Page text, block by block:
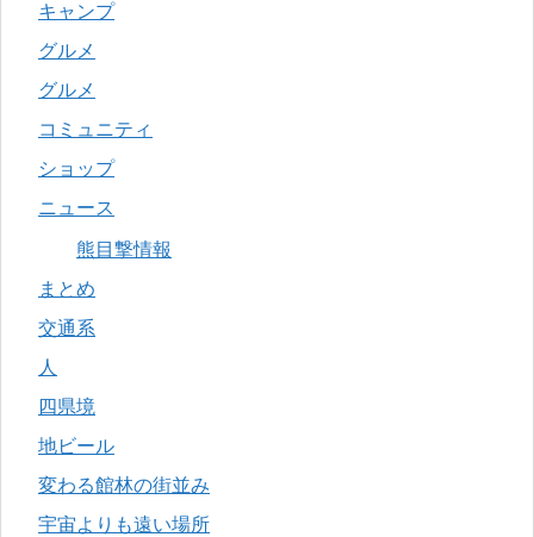
キャンプ
グルメ
グルメ
コミュニティ
ショップ
ニュース
熊目撃情報
まとめ
交通系
人
四県境
地ビール
変わる館林の街並み
宇宙よりも遠い場所